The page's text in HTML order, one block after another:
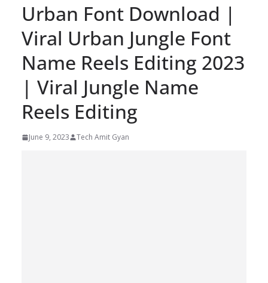
Urban Font Download |
Viral Urban Jungle Font
Name Reels Editing 2023
| Viral Jungle Name
Reels Editing
June 9, 2023 Tech Amit Gyan